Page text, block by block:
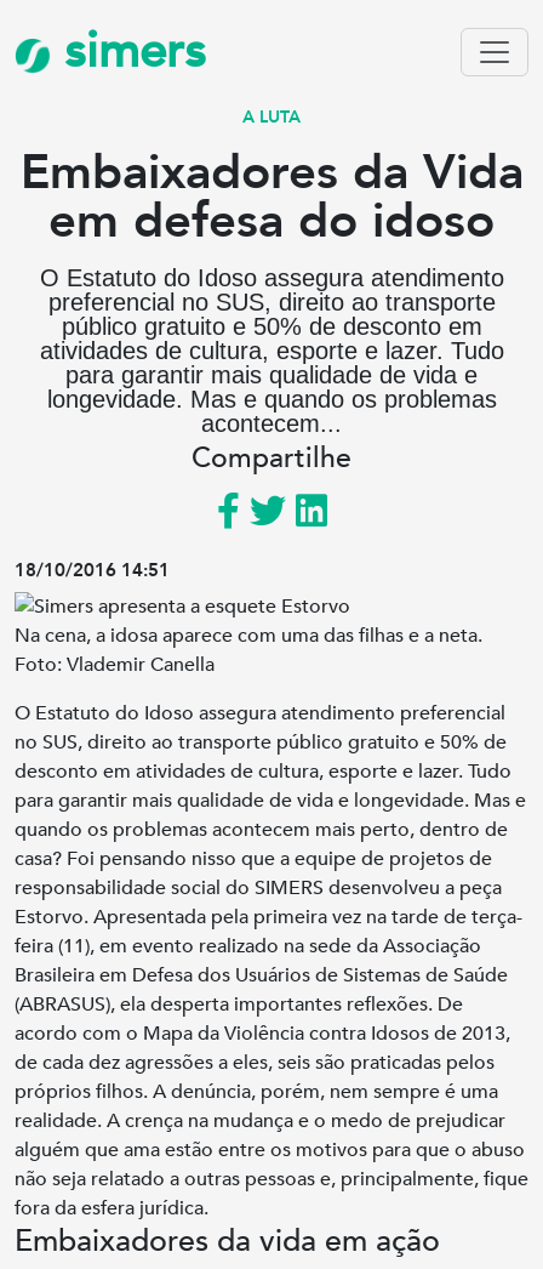
simers
A LUTA
Embaixadores da Vida
em defesa do idoso
O Estatuto do Idoso assegura atendimento
preferencial no SUS, direito ao transporte
público gratuito e 50% de desconto em
atividades de cultura, esporte e lazer. Tudo
para garantir mais qualidade de vida e
longevidade. Mas e quando os problemas
acontecem...
Compartilhe
18/10/2016 14:51
Na cena, a idosa aparece com uma das filhas e a neta.
Foto: Vlademir Canella
O Estatuto do Idoso assegura atendimento preferencial
no SUS, direito ao transporte público gratuito e 50% de
desconto em atividades de cultura, esporte e lazer. Tudo
para garantir mais qualidade de vida e longevidade. Mas e
quando os problemas acontecem mais perto, dentro de
casa? Foi pensando nisso que a equipe de projetos de
responsabilidade social do SIMERS desenvolveu a peça
Estorvo. Apresentada pela primeira vez na tarde de terça-
feira (11), em evento realizado na sede da Associação
Brasileira em Defesa dos Usuários de Sistemas de Saúde
(ABRASUS), ela desperta importantes reflexões. De
acordo com o Mapa da Violência contra Idosos de 2013,
de cada dez agressões a eles, seis são praticadas pelos
próprios filhos. A denúncia, porém, nem sempre é uma
realidade. A crença na mudança e o medo de prejudicar
alguém que ama estão entre os motivos para que o abuso
não seja relatado a outras pessoas e, principalmente, fique
fora da esfera jurídica.
Embaixadores da vida em ação